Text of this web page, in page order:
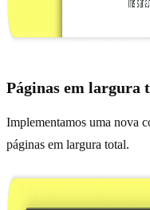
Páginas em largura
Implementamos uma nova
páginas em largura total.